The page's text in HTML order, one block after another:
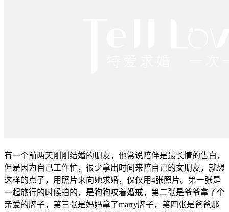
有一个前两天刚刚结婚的朋友，他常说陪伴是最长情的告白，
但是因为自己工作忙，很少拿出时间来陪自己的女朋友，就想
这样的点子，用照片来向她求婚，仅仅用4张照片。第一张是
一起旅行的时候拍的，是狗狗咬着婚戒，第二张是爷爷拿了个
亲爱的牌子，第三张是妈妈拿了marry牌子，第四张是爸爸那